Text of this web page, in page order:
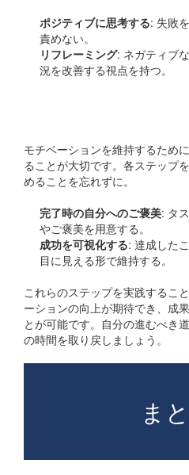
ポジティブに思考する: 失敗
責めない。
リフレーミング: ネガティブ
況を改善する視点を持つ。
モチベーションを維持するため
ることが大切です。各ステップ
めることを忘れずに。
完了時の自分へのご褒美: タ
やご褒美を用意する。
成功を可視化する: 達成した
目に見える形で維持する。
これらのステップを実践するこ
ーションの向上が期待でき、成
とが可能です。自分の進むべき
の時間を取り戻しましょう。
ま